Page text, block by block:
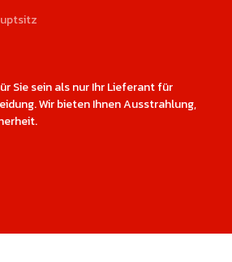
Sie sein als nur Ihr Lieferant für
Wir bieten Ihnen Ausstrahlung,